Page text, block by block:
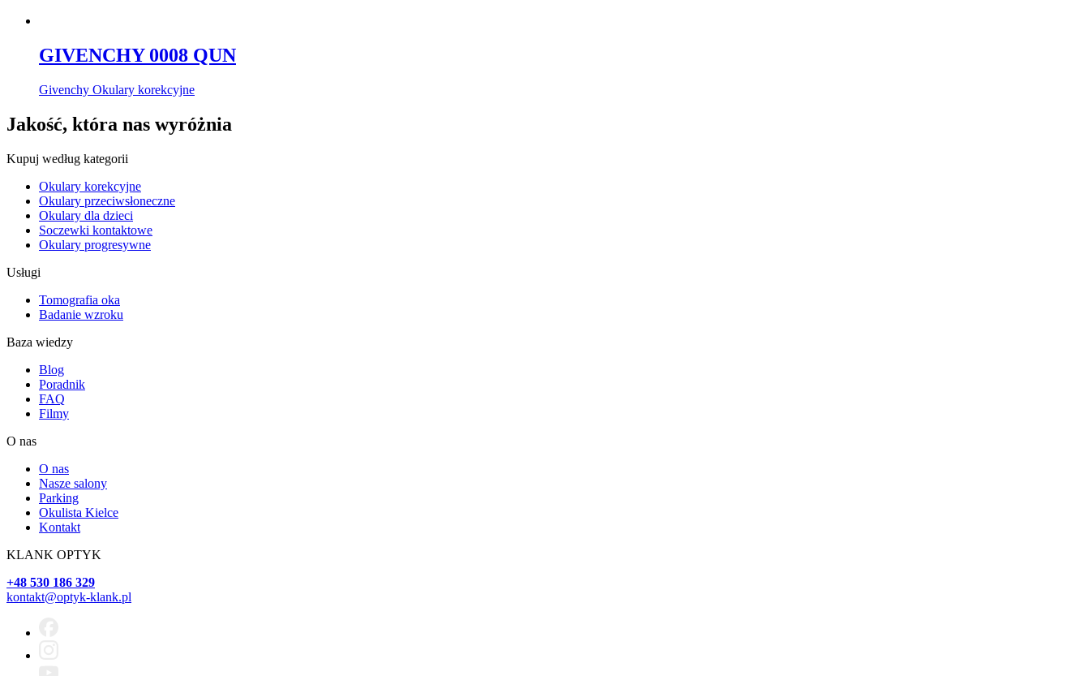
GIVENCHY 0008 QUN
Givenchy Okulary korekcyjne
Jakość, która nas wyróżnia
Kupuj według kategorii
Okulary korekcyjne
Okulary przeciwsłoneczne
Okulary dla dzieci
Soczewki kontaktowe
Okulary progresywne
Usługi
Tomografia oka
Badanie wzroku
Baza wiedzy
Blog
Poradnik
FAQ
Filmy
O nas
O nas
Nasze salony
Parking
Okulista Kielce
Kontakt
KLANK OPTYK
+48 530 186 329
kontakt@optyk-klank.pl